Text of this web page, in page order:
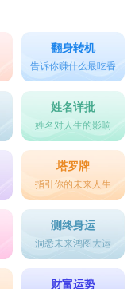
翻身转机
告诉你赚什么最吃香
姓名详批
姓名对人生的影响
塔罗牌
指引你的未来人生
测终身运
洞悉未来鸿图大运
财富运势